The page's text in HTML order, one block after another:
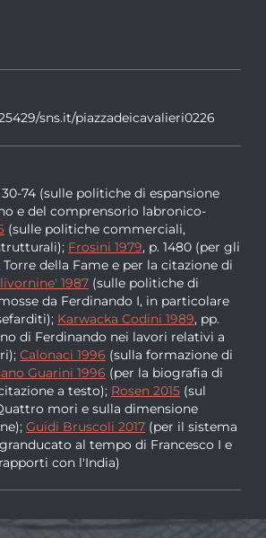
sns.it/piazzadeicavalieri0226
30-74 (sulle politiche di espansione
e del comprensorio labronico-
(sulle politiche commerciali,
Frosini 1979, p. 1480 (per gli
della Fame e per la citazione di
1987 (sulle politiche di
da Ferdinando I, in particolare
Karwacka Codini 1989, pp.
di Ferdinando nei lavori relativi a
Calonaci 1996 (sulla formazione di
Guarini 1996 (per la biografia di
a testo); Rosen 2015 (sul
mori e sulla dimensione
Guidi Bruscoli 2017 (per il sistema
al tempo di Francesco I e
con l'India)